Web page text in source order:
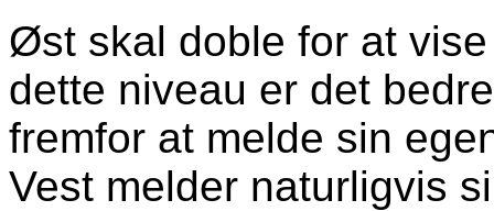
Øst skal doble for at
dette niveau er det
fremfor at melde sin
Vest melder naturligvis